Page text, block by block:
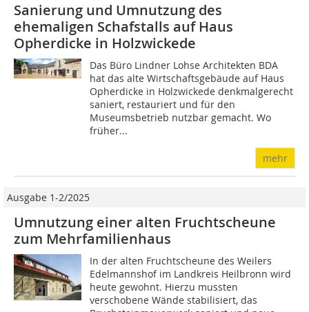
Sanierung und Umnutzung des
ehemaligen Schafstalls auf Haus
Opherdicke in Holzwickede
Das Büro Lindner Lohse Architekten BDA
hat das alte Wirtschaftsgebäude auf Haus
Opherdicke in Holzwickede denkmalgerecht
saniert, restauriert und für den
Museumsbetrieb nutzbar gemacht. Wo
früher...
mehr
Ausgabe 1-2/2025
Umnutzung einer alten Fruchtscheune
zum Mehrfamilienhaus
In der alten Fruchtscheune des Weilers
Edelmannshof im Landkreis Heilbronn wird
heute gewohnt. Hierzu mussten
verschobene Wände stabilisiert, das